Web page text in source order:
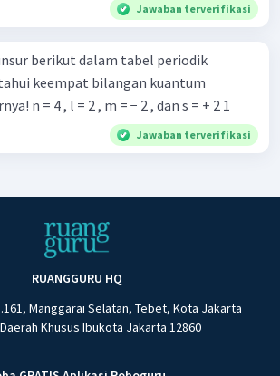
Jawaban terverifikasi
berikut dalam tabel periodik
keempat bilangan kuantum
elektron terakhirnya! n = 4 , l = 2 , m = − 2 , dan s = + 2 1 ​
Jawaban terverifikasi
RUANGGURU HQ
Manggarai Selatan, Tebet, Kota Jakarta
Khusus Ibukota Jakarta 12860